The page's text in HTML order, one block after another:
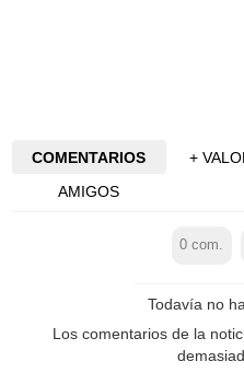
COMENTARIOS
+
AMIGOS
0 com.
Todavía no
Los comentarios de la